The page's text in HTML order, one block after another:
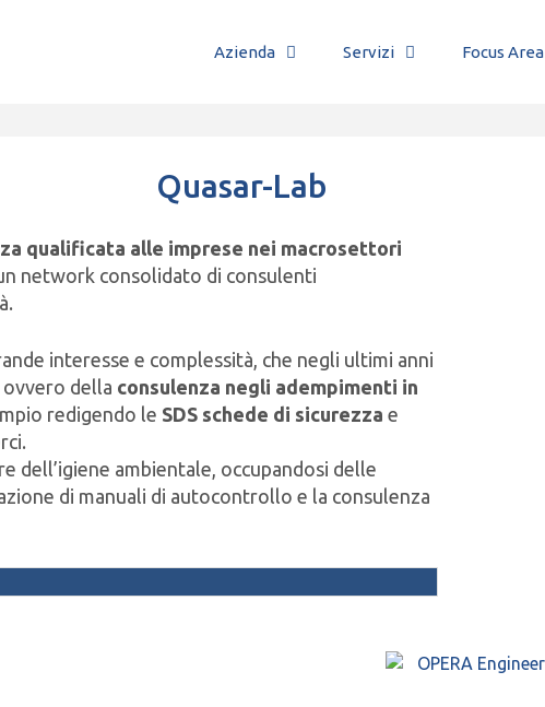
Azienda Servizi Focus Area
Quasar-Lab
qualificata alle imprese nei macrosettori
network consolidato di consulenti
interesse e complessità, che negli ultimi anni
della consulenza negli adempimenti in
redigendo le SDS schede di sicurezza e
dell’igiene ambientale, occupandosi delle
di manuali di autocontrollo e la consulenza